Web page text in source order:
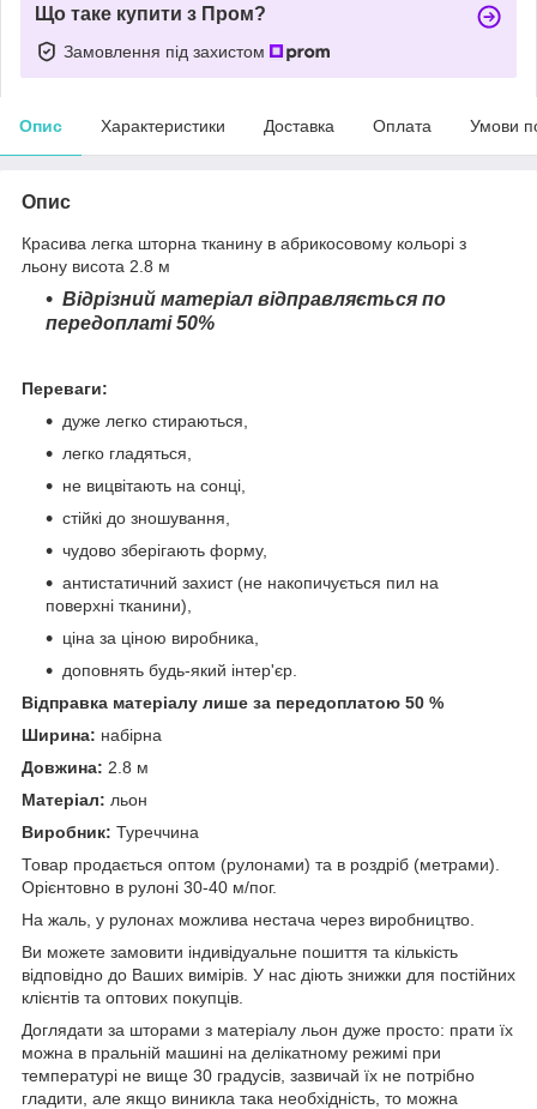
Що таке купити з Пром?
Замовлення під захистом
Опис Характеристики Доставка Оплата Умови
Опис
Красива легка шторна тканину в абрикосовому кольорі з
льону висота 2.8 м
Відрізний матеріал відправляється по
передоплаті 50%
Переваги:
дуже легко стираються,
легко гладяться,
не вицвітають на сонці,
стійкі до зношування,
чудово зберігають форму,
антистатичний захист (не накопичується пил на
поверхні тканини),
ціна за ціною виробника,
доповнять будь-який інтер'єр.
Відправка матеріалу лише за передоплатою 50 %
Ширина: набірна
Довжина: 2.8 м
Матеріал: льон
Виробник: Туреччина
Товар продається оптом (рулонами) та в роздріб (метрами).
Орієнтовно в рулоні 30-40 м/пог.
На жаль, у рулонах можлива нестача через виробництво.
Ви можете замовити індивідуальне пошиття та кількість
відповідно до Ваших вимірів. У нас діють знижки для постійних
клієнтів та оптових покупців.
Доглядати за шторами з матеріалу льон дуже просто: прати їх
можна в пральній машині на делікатному режимі при
температурі не вище 30 градусів, зазвичай їх не потрібно
гладити, але якщо виникла така необхідність, то можна